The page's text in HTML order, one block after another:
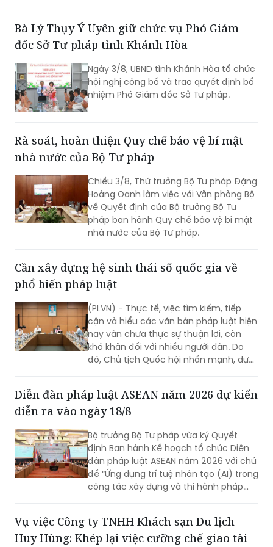
ban Nhân quyền Liên hợp quốc đối với
Báo cáo định kỳ lần thứ tư của Việt
các quyền dân sự và chính trị (ICCPR)
và Hội nghị tập huấn về thực hiện Công
ước ICCPR. Đây là chuỗi hoạt động
Việt Nam giai đoạn II” (EU JULE II), góp
phần nâng cao năng lực của các cơ
quan, tổ chức trong việc thực hiện các
quyền con người.
Bà Lý Thụy Ý Uyên giữ chức vụ Phó Giám
đốc Sở Tư pháp tỉnh Khánh Hòa
Ngày 3/8, UBND tỉnh Khánh Hòa tổ chức
hội nghị công bố và trao quyết định bổ
nhiệm Phó Giám đốc Sở Tư pháp.
Rà soát, hoàn thiện Quy chế bảo vệ bí mật
nhà nước của Bộ Tư pháp
Chiều 3/8, Thứ trưởng Bộ Tư pháp Đặng
Hoàng Oanh làm việc với Văn phòng Bộ
về Quyết định của Bộ trưởng Bộ Tư
pháp ban hành Quy chế bảo vệ bí mật
nhà nước của Bộ Tư pháp.
Cần xây dựng hệ sinh thái số quốc gia về
phổ biến pháp luật
(PLVN) - Thực tế, việc tìm kiếm, tiếp
cận và hiểu các văn bản pháp luật hiện
nay vẫn chưa thực sự thuận lợi, còn
khó khăn đối với nhiều người dân. Do
đó, Chủ tịch Quốc hội nhấn mạnh, dự
việc xây dựng hệ sinh thái số quốc gia
về phổ biến, giáo dục pháp luật.
Diễn đàn pháp luật ASEAN năm 2026 dự kiến
diễn ra vào ngày 18/8
Bộ trưởng Bộ Tư pháp vừa ký Quyết
định Ban hành Kế hoạch tổ chức Diễn
đàn pháp luật ASEAN năm 2026 với chủ
đề “Ứng dụng trí tuệ nhân tạo (AI) trong
công tác xây dựng và thi hành pháp
Vụ việc Công ty TNHH Khách sạn Du lịch
Huy Hùng: Khép lại việc cưỡng chế giao tài